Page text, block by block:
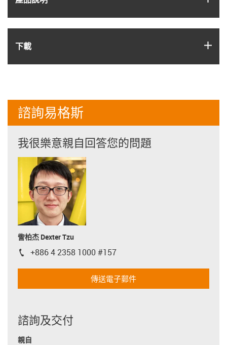
下載
諮詢易格斯
我很樂意親自回答您的問題
訾柏杰 Dexter Tzu
igus-icon-phone
+886 4 2358 1000 #157
傳送電子郵件
諮詢及交付
親自